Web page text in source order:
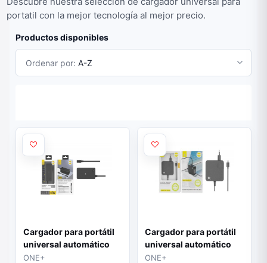
portatil con la mejor tecnología al mejor precio.
Productos disponibles
Ordenar por: A-Z
Cargador para portátil
universal automático
45w / 8 conectores /
ONE+
Cargador para portátil
universal automático
65W Type-C / NA0379 /
ONE+